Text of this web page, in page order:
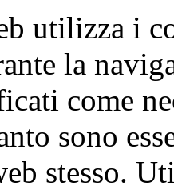
utilizza i
la
come
sono
stesso.